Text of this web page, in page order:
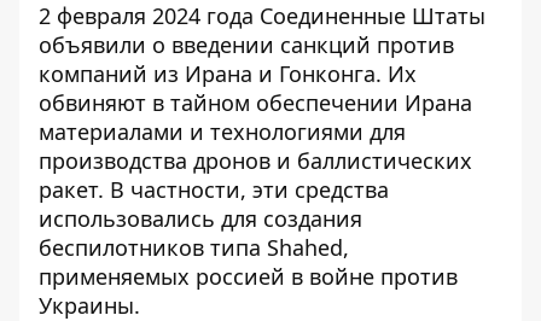
2 февраля 2024 года Соединенные Штаты
объявили о введении санкций против
компаний из Ирана и Гонконга. Их
обвиняют в тайном обеспечении Ирана
материалами и технологиями для
производства дронов и баллистических
ракет. В частности, эти средства
использовались для создания
беспилотников типа Shahed,
применяемых россией в войне против
Украины.